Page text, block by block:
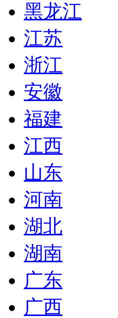
黑龙江
江苏
浙江
安徽
福建
江西
山东
河南
湖北
湖南
广东
广西